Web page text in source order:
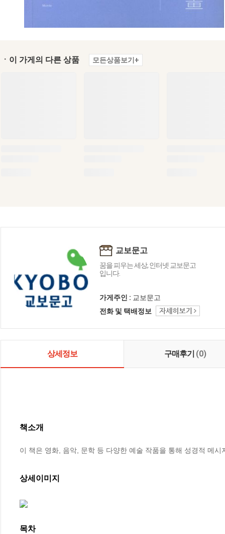
ㆍ이 가게의 다른 상품 모든상품보기+
교보문고
꿈을 피우는 세상, 인터넷 교보문고
입니다.
가게주인 : 교보문고
전화 및 택배정보
상세정보 구매후기 (0)
책소개
이 책은 영화, 음악, 문학 등 다양한 예술 작품을 통해 성경적 메
상세이미지
목차